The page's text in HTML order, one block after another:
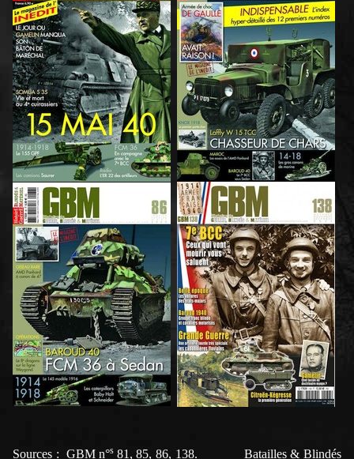
Sources : GBM n°s 81, 85, 86, 138. Batailles & Blindés